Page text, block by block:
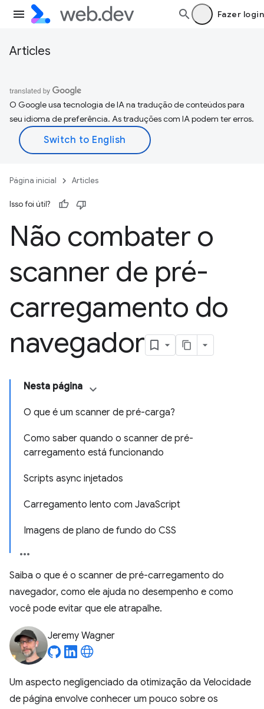
Fazer login
Articles
O Google usa tecnologia de IA na tradução de conteúdos para
seu idioma de preferência. As traduções com IA podem ter erros.
Página inicial Articles
Isso foi útil?
Não combater o
scanner de pré-
carregamento do
navegador
Nesta página
O que é um scanner de pré-carga?
Como saber quando o scanner de pré-
carregamento está funcionando
Scripts async injetados
Carregamento lento com JavaScript
Imagens de plano de fundo do CSS
Saiba o que é o scanner de pré-carregamento do
navegador, como ele ajuda no desempenho e como
você pode evitar que ele atrapalhe.
Jeremy Wagner
Um aspecto negligenciado da otimização da Velocidade
de página envolve conhecer um pouco sobre os